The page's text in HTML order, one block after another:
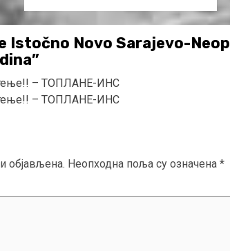
Istočno Novo Sarajevo-
”
– ТОПЛАНЕ-ИНС
– ТОПЛАНЕ-ИНС
објављена. Неопходна поља су означена *